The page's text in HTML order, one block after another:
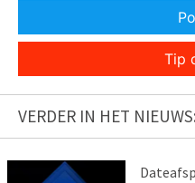
Tip
VERDER IN HET NIEUWS: